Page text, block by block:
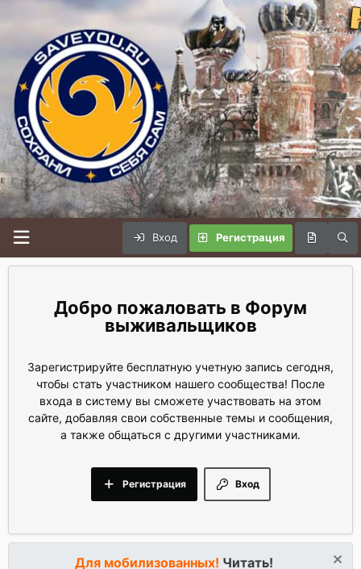
Вход Регистрация
Форум
выживальщиков
Зарегистрируйте бесплатную учетную запись сегодня,
чтобы стать участником нашего сообщества! После
входа в систему вы сможете участвовать на этом
сайте, добавляя свои собственные темы и сообщения,
а также общаться с другими участниками.
Вход
Регистрация
Для мобилизованных! Читать!